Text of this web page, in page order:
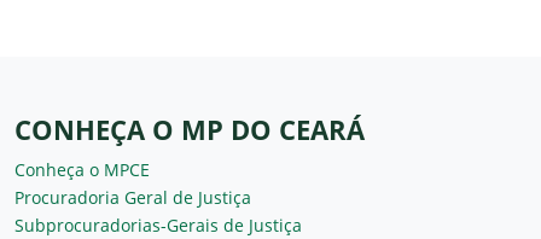
CONHEÇA O MP DO CEARÁ
Conheça o MPCE
Procuradoria Geral de Justiça
Subprocuradorias-Gerais de Justiça